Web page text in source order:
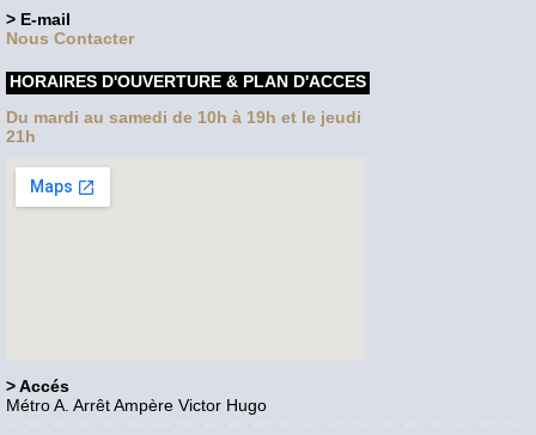
> E-mail
Nous Contacter
HORAIRES D'OUVERTURE & PLAN D'ACCES
Du mardi au samedi de 10h à 19h et le jeudi
21h
> Accés
Métro A. Arrêt Ampère Victor Hugo